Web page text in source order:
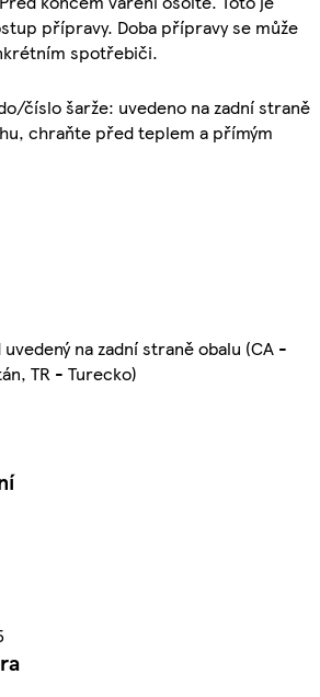
přípravy. Doba přípravy se může
spotřebiči.
číslo šarže: uvedeno na zadní straně
chraňte před teplem a přímým
na zadní straně obalu (CA -
TR - Turecko)